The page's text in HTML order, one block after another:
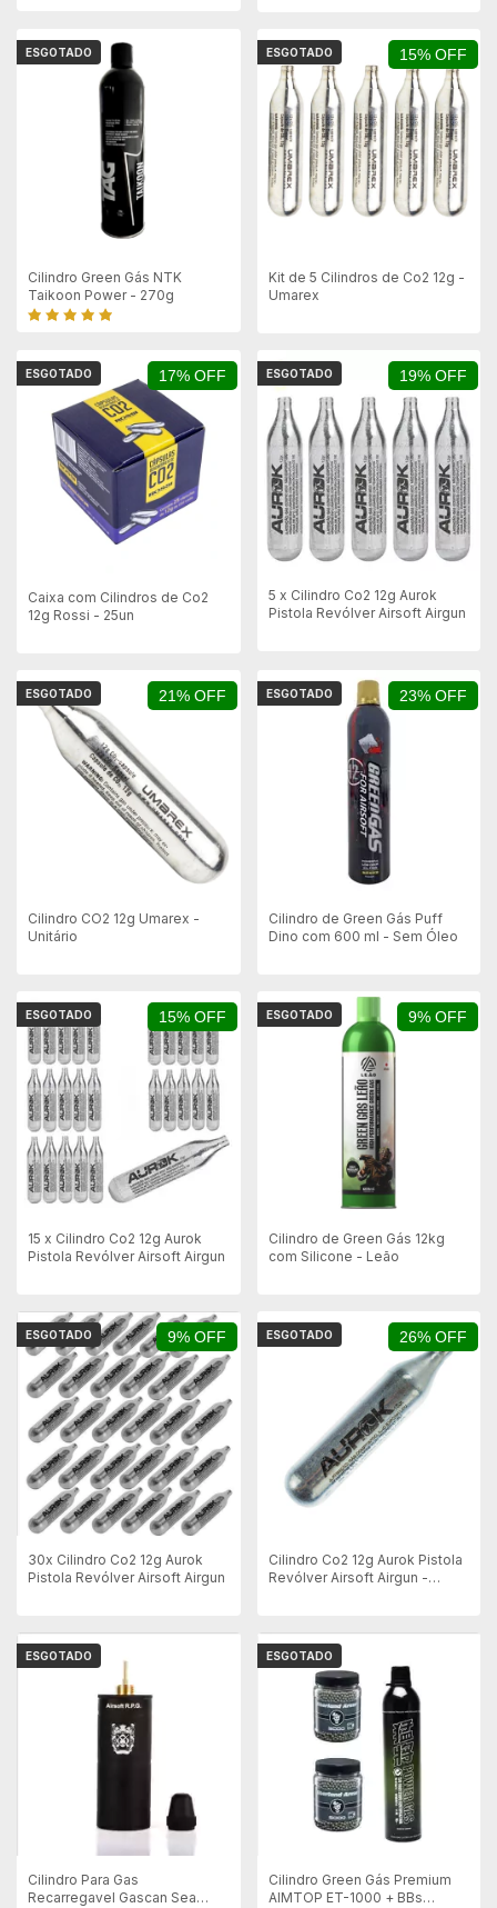
ESGOTADO
Cilindro Green Gás NTK
Taikoon Power - 270g
15% OFF
ESGOTADO
Kit de 5 Cilindros de Co2 12g -
Umarex
17% OFF
ESGOTADO
Caixa com Cilindros de Co2
12g Rossi - 25un
19% OFF
ESGOTADO
5 x Cilindro Co2 12g Aurok
Pistola Revólver Airsoft Airgun
21% OFF
ESGOTADO
Cilindro CO2 12g Umarex -
Unitário
23% OFF
ESGOTADO
Cilindro de Green Gás Puff
Dino com 600 ml - Sem Óleo
15% OFF
ESGOTADO
15 x Cilindro Co2 12g Aurok
Pistola Revólver Airsoft Airgun
9% OFF
ESGOTADO
Cilindro de Green Gás 12kg
com Silicone - Leão
9% OFF
ESGOTADO
30x Cilindro Co2 12g Aurok
Pistola Revólver Airsoft Airgun
26% OFF
ESGOTADO
Cilindro Co2 12g Aurok Pistola
Revólver Airsoft Airgun -
ESGOTADO
Cilindro Para Gas
Recarregavel Gascan Sea
ESGOTADO
Cilindro Green Gás Premium
AIMTOP ET-1000 + BBs